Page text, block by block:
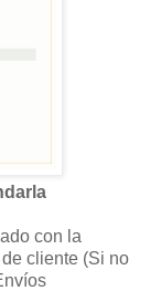
con la
cliente (Si no